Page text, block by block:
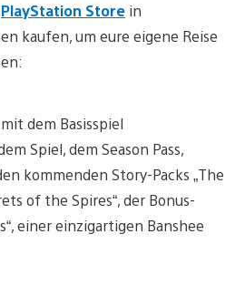
PlayStation Store in
kaufen, um eure eigene Reise
dem Basisspiel
Spiel, dem Season Pass,
kommenden Story-Packs „The
of the Spires“, der Bonus-
einer einzigartigen Banshee